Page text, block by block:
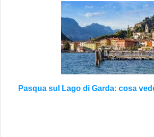
Pasqua sul Lago di Garda: cosa